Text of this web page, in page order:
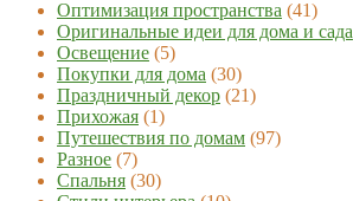
Оптимизация пространства (41)
Оригинальные идеи для дома и сада
Освещение (5)
Покупки для дома (30)
Праздничный декор (21)
Прихожая (1)
Путешествия по домам (97)
Разное (7)
Спальня (30)